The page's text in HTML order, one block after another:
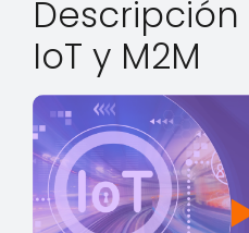
IoT y M2M